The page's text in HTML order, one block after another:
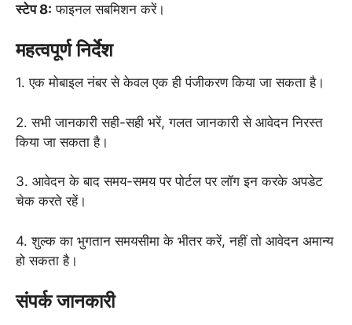
स्टेप 8: फाइनल सबमिशन करें।
महत्वपूर्ण निर्देश
1. एक मोबाइल नंबर से केवल एक ही पंजीकरण किया जा सकता है।
2. सभी जानकारी सही-सही भरें, गलत जानकारी से आवेदन निरस्त
किया जा सकता है।
3. आवेदन के बाद समय-समय पर पोर्टल पर लॉग इन करके अपडेट
चेक करते रहें।
4. शुल्क का भुगतान समयसीमा के भीतर करें, नहीं तो आवेदन अमान्य
हो सकता है।
संपर्क जानकारी